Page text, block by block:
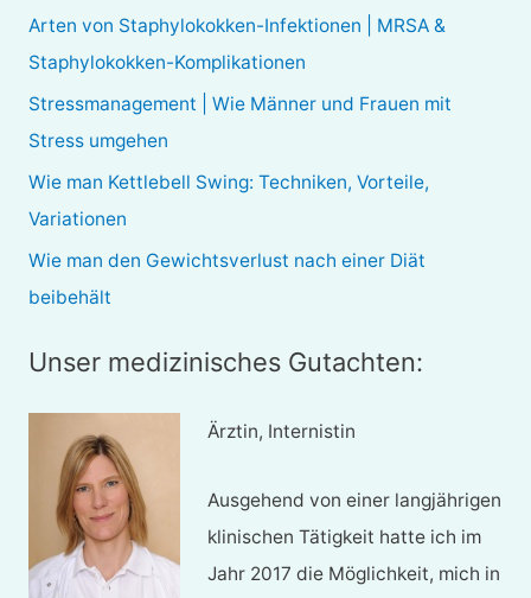
n
n
Arten von Staphylokokken-Infektionen | MRSA &
Staphylokokken-Komplikationen
Stressmanagement | Wie Männer und Frauen mit
Stress umgehen
Wie man Kettlebell Swing: Techniken, Vorteile,
Variationen
Wie man den Gewichtsverlust nach einer Diät
beibehält
Unser medizinisches Gutachten:
Ärztin, Internistin
Ausgehend von einer langjährigen
klinischen Tätigkeit hatte ich im
Jahr 2017 die Möglichkeit, mich in